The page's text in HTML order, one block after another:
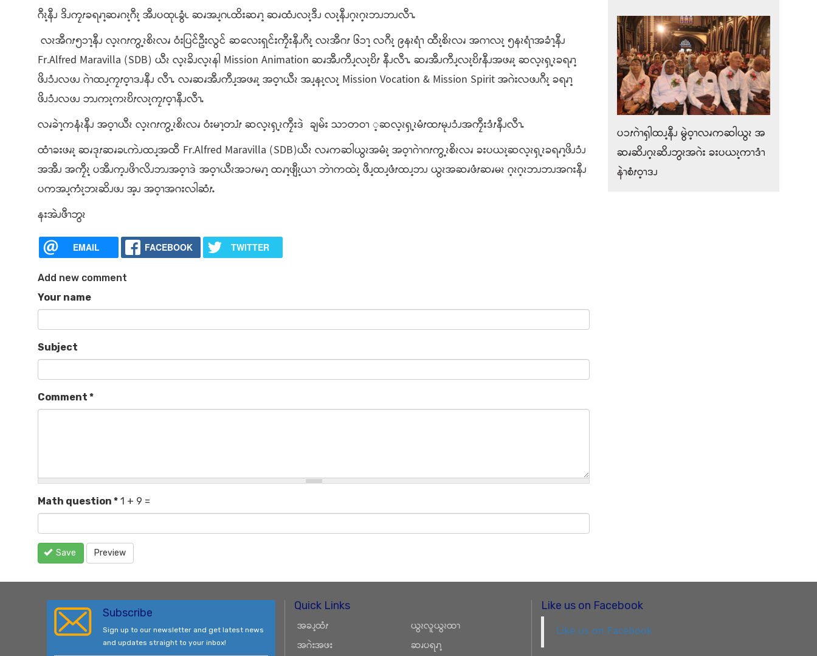
ဂီၩ့နီၪ ဒိၪကၠၭခရၧၫ့ဆၧဂၩ့ဂီၩ့ အီၪပထုၬခွံၬ ဆၧအၪ့ဂၬထိးဆၧၫ့ ဆၧထံၪလၩ့ဒီၪ လၩ့နီၪဂ့ၩဂ့ၩဘၪဘၪလီၫႉ
လၩအီဂၭ၅ၥၫ့နီၪ လ့ၩဂၭကွ့ၩစိၩလၧ ဝံးပြင်ဦးလွင် ဆလေးရှင်းကၠီးနီၪဂီၩ့ လၩအီဂၭ ၆ၥၫ့ လဂီၩ့ ၉နၩရံၫ ထီၩ့စိၩလၧ အဂၫလၩ့ ၅နၩရံၫအခံၫ့နီၪ
Fr.Alfred Maravilla (SDB) ယီၩ လ့ၩခိၪလ့ၩနါ Mission Animation ဆၧအီၪကီၪ့လၩ့ဎိၭ နီၪလီၫႉ ဆၧအီၪကီၪ့လၩ့ဎိၭနီၪအဖၧၩ့ ဆလ့ၩၡ့ၩခရၧၫ့
ဖိၪၥံၪလဖၪ ဂဲၫထၪ့ကၠၭဝ့ၫဒၪနီၪ လီၫႉ လၧဆၧအီၪကီၪ့အဖၧၩ့ အဝ့ၫယီၩ အၪ့နၩ့လၩ့ Mission Vocation & Mission Spirit အဂဲးလဖၪဂီၩ့ ခရၧၫ့
ဖိၪၥံၪလဖၪ ဘၪကၩ့ကၩဎိၭလၩ့ကၠၭဝ့ၫနီၪလီၫႉ
လၧခဲၫ့ကနံၩနီၪ အဝ့ၫယီၩ လ့ၩဂၭကွ့ၩစိၩလၧ ဝံးမၫ့တၨၭ ဆလ့ၩၡ့ၩကၠီးဒဲ ချမ်း သာတဝၫ ့ဆလ့ၩၡ့ၩမံၭထၭမုၪၥံၪအကၠီးဒံၭနီၪလီၫႉ
ထံၫခးဖၧၩ့ ဆၧဒုၭဆၧခၬကဲၪထၪ့အထီ Fr.Alfred Maravilla (SDB)ယီၩ လၧကဆါယွၩအမံၩ့ အဝ့ၫဂဲၫဂၭကွ့ၩစိၩလၧ ခးပယၩ့ဆလ့ၩၡ့ၩခရၧၫ့ဖိၪၥံၪ
အအီၪ အကၠီၩ့ ပအီၪက့ၪဖိၫလိၪဘၪအဝ့ၫဒဲ အဝ့ၫယီၩအၥၭမၧၫ့ ထၧၫ့ဖျီၩ့ယၫ ဘဲၫကထဲၩ့ ဖီၪ့ထၪ့ဖံၭထၪ့ဘၪ ယွၩအဆၧဖံၭဆၧမၩ ဂ့ၩဂ့ၩဘၪဘၪအဂးနီၪ
ပကအၪ့ကံၩ့ဘၩဆိၪဖၪ အ့ၪ အဝ့ၫအဂးလါဆံၭႉ
နးအဲၪဖီၫဘွၩ
EMAIL FACEBOOK TWITTER
Add new comment
Your name
Subject
Comment *
Math question * 1 + 9 =
Save Preview
ပၥၭဂဲၫၡါထၪ့နီၪ မွဲဝ့ၫလၧကဆါယွၩ အ
ဆၧဆိၪဂ့ၩဆိၪဘွၩအဂဲး ခးပယၩ့ကၫဒံၫ
နဲၫစံၭဝ့ၫဒၪ
Subscribe
Sign up to our newsletter and get latest news
and updates straight to your inbox!
Quick Links
အခၪ့ထံၭ
အဂဲးအဖး
ယွၩလူယွၩထၫ
ဆၧပရၧၫ့
Like us on Facebook
Like us on Facebook